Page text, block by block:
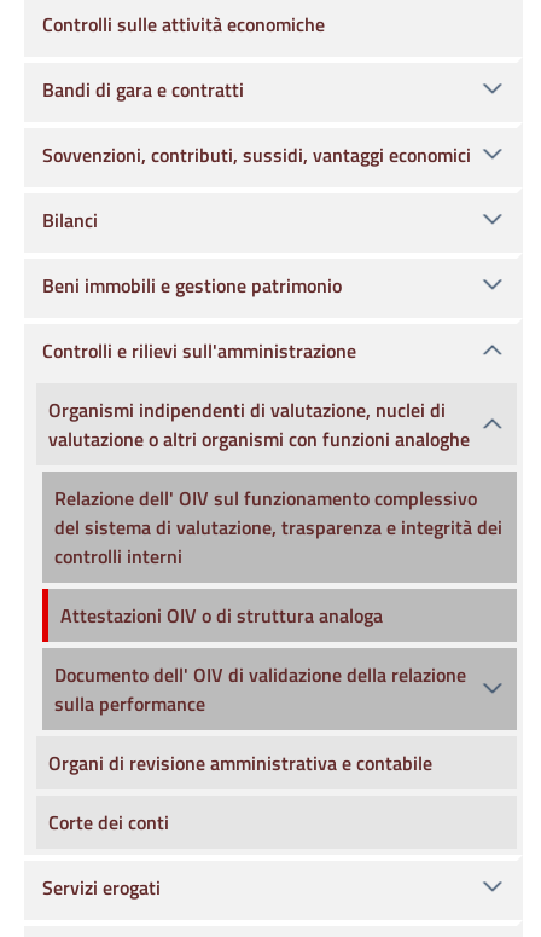
Controlli sulle attività economiche
Bandi di gara e contratti
Sovvenzioni, contributi, sussidi, vantaggi economici
Bilanci
Beni immobili e gestione patrimonio
Controlli e rilievi sull'amministrazione
Organismi indipendenti di valutazione, nuclei di
valutazione o altri organismi con funzioni analoghe
Relazione dell' OIV sul funzionamento complessivo
del sistema di valutazione, trasparenza e integrità dei
controlli interni
Attestazioni OIV o di struttura analoga
Documento dell' OIV di validazione della relazione
sulla performance
Organi di revisione amministrativa e contabile
Corte dei conti
Servizi erogati